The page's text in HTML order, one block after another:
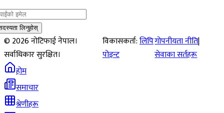
लिनुहोस्
©2026नोटिफाई नेपाल।
सर्वाधिकार सुरक्षित।
विकासकर्ता:लिपि
पोइन्ट
गोपनीयता नीति|
सेवाका सर्तहरू
होम
समाचार
श्रेणीहरू